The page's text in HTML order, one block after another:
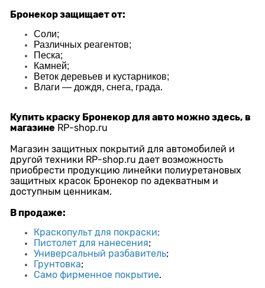
Бронекор защищает от:
Соли;
Различных реагентов;
Песка;
Камней;
Веток деревьев и кустарников;
Влаги — дождя, снега, града.
Купить краску Бронекор для авто можно здесь, в
магазине RP-shop.ru
Магазин защитных покрытий для автомобилей и
другой техники RP-shop.ru дает возможность
приобрести продукцию линейки полиуретановых
защитных красок Бронекор по адекватным и
доступным ценникам.
В продаже:
Краскопульт для покраски;
Пистолет для нанесения;
Универсальный разбавитель;
Грунтовка;
Само фирменное покрытие.